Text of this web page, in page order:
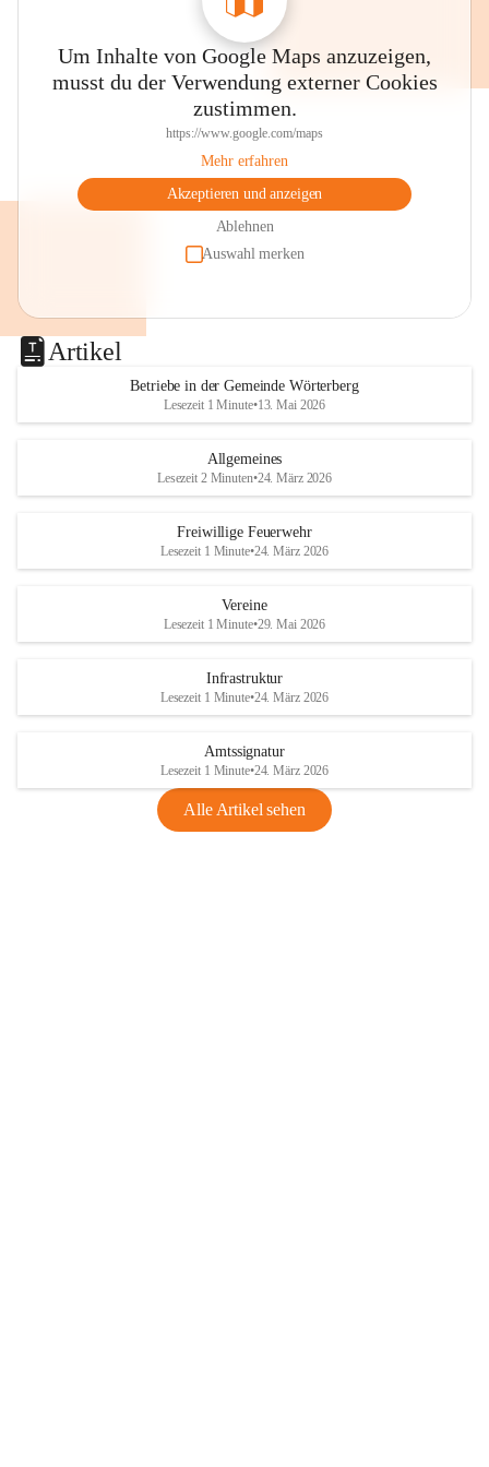
Um Inhalte von Google Maps anzuzeigen,
musst du der Verwendung externer Cookies
zustimmen.
https://www.google.com/maps
Mehr erfahren
Akzeptieren und anzeigen
Ablehnen
Auswahl merken
Artikel
Betriebe in der Gemeinde Wörterberg
Lesezeit 1 Minute•13. Mai 2026
Allgemeines
Lesezeit 2 Minuten•24. März 2026
Freiwillige Feuerwehr
Lesezeit 1 Minute•24. März 2026
Vereine
Lesezeit 1 Minute•29. Mai 2026
Infrastruktur
Lesezeit 1 Minute•24. März 2026
Amtssignatur
Lesezeit 1 Minute•24. März 2026
Alle Artikel sehen